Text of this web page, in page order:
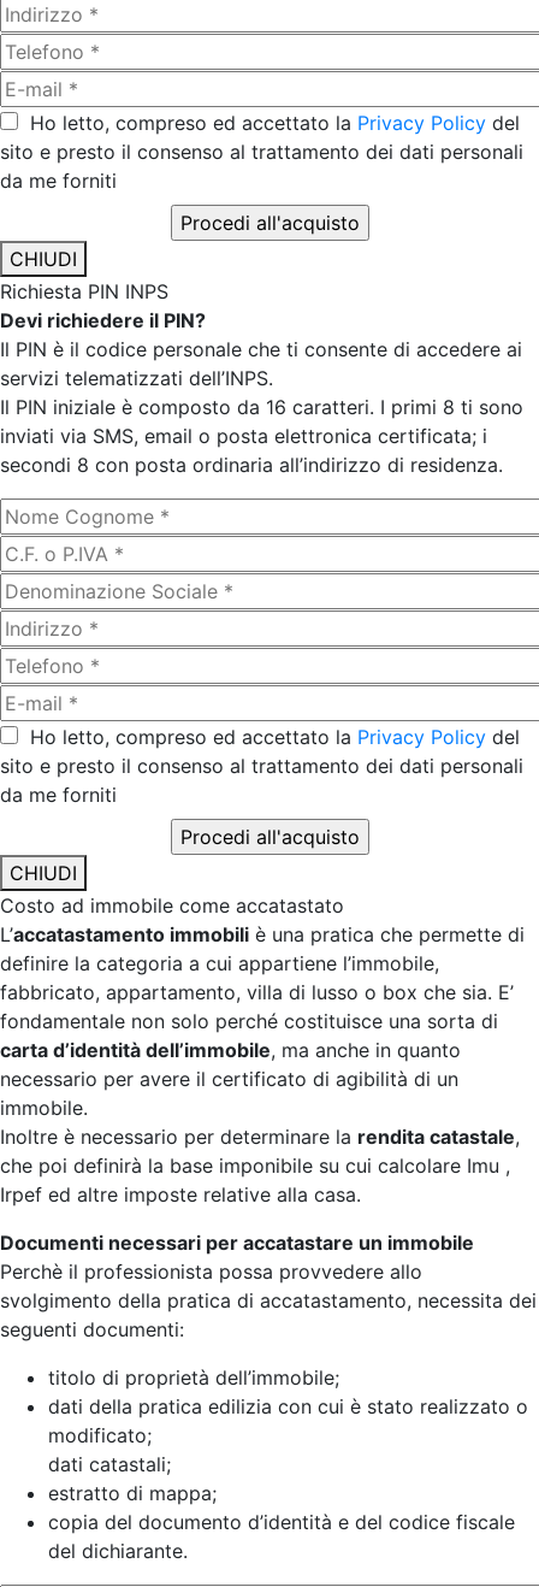
Ho letto, compreso ed accettato la Privacy Policy del
sito e presto il consenso al trattamento dei dati personali
da me forniti
CHIUDI
Richiesta PIN INPS
Devi richiedere il PIN?
Il PIN è il codice personale che ti consente di accedere ai
servizi telematizzati dell’INPS.
Il PIN iniziale è composto da 16 caratteri. I primi 8 ti sono
inviati via SMS, email o posta elettronica certificata; i
secondi 8 con posta ordinaria all’indirizzo di residenza.
Ho letto, compreso ed accettato la Privacy Policy del
sito e presto il consenso al trattamento dei dati personali
da me forniti
CHIUDI
Costo ad immobile come accatastato
L’accatastamento immobili è una pratica che permette di
definire la categoria a cui appartiene l’immobile,
fabbricato, appartamento, villa di lusso o box che sia. E’
fondamentale non solo perché costituisce una sorta di
carta d’identità dell’immobile, ma anche in quanto
necessario per avere il certificato di agibilità di un
immobile.
Inoltre è necessario per determinare la rendita catastale,
che poi definirà la base imponibile su cui calcolare Imu ,
Irpef ed altre imposte relative alla casa.
Documenti necessari per accatastare un immobile
Perchè il professionista possa provvedere allo
svolgimento della pratica di accatastamento, necessita dei
seguenti documenti:
titolo di proprietà dell’immobile;
dati della pratica edilizia con cui è stato realizzato o
modificato;
dati catastali;
estratto di mappa;
copia del documento d’identità e del codice fiscale
del dichiarante.